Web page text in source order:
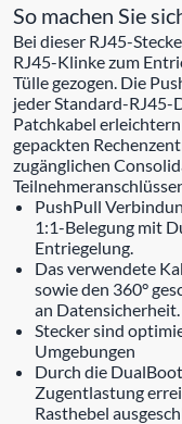
So machen Sie
Bei dieser RJ45-
RJ45-Klinke zum
Tülle gezogen. Die
jeder Standard-RJ45-
Patchkabel
gepackten
zugänglichen
PushPull
1:1-Belegung mit
Entriegelung.
Das verwendete
sowie den 360°
an Datensicherheit.
Stecker sind
Umgebungen
Durch die
Zugentlastung
Rasthebel